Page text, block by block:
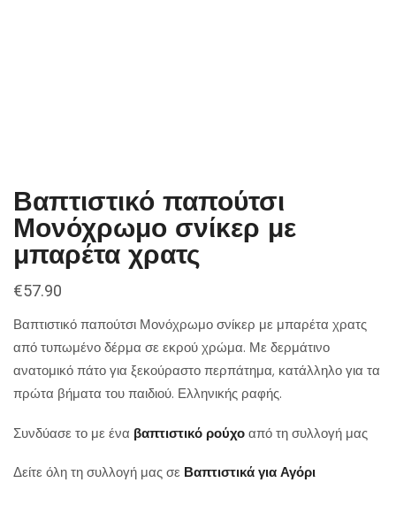
Βαπτιστικό παπούτσι
Μονόχρωμο σνίκερ με
μπαρέτα χρατς
€57.90
Βαπτιστικό παπούτσι Μονόχρωμο σνίκερ με μπαρέτα χρατς
από τυπωμένο δέρμα σε εκρού χρώμα. Με δερμάτινο
ανατομικό πάτο για ξεκούραστο περπάτημα, κατάλληλο για τα
πρώτα βήματα του παιδιού. Ελληνικής ραφής.
Συνδύασε το με ένα βαπτιστικό ρούχο από τη συλλογή μας
Δείτε όλη τη συλλογή μας σε Βαπτιστικά για Αγόρι